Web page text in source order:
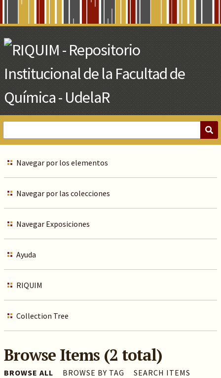
Main
Content
Navegar por los elementos
Navegar por las colecciones
Navegar Exposiciones
Ayuda
RIQUIM
Collection Tree
Browse Items (2 total)
BROWSE ALL BROWSE BY TAG SEARCH ITEMS